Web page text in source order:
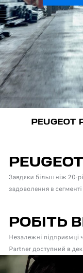
PEUGEOT
Завдяки більш ніж 20-
задоволення в
РОБІТЬ
Незалежні підприємці
Partner доступний в